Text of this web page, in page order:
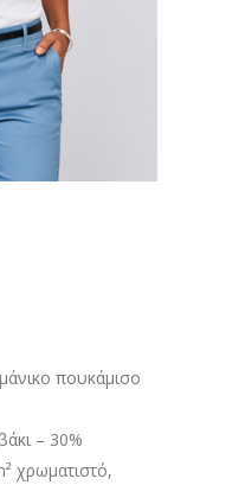
πουκάμισο
– 30%
χρωματιστό,